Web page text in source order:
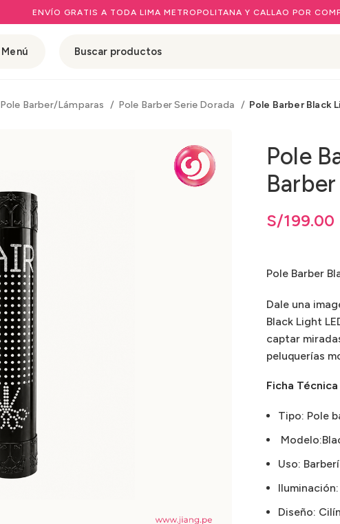
ENVÍO GRATIS A TODA LIMA METROPOLITANA Y CALLAO POR
Menú
Pole Barber/Lámparas Pole Barber Serie Dorada Pole Barber Black
Pole
S/199.00
Pole Barber
Dale una
Black Light
captar
peluquerías
Ficha Técnica
Tipo: Pole
Uso:
Diseño: